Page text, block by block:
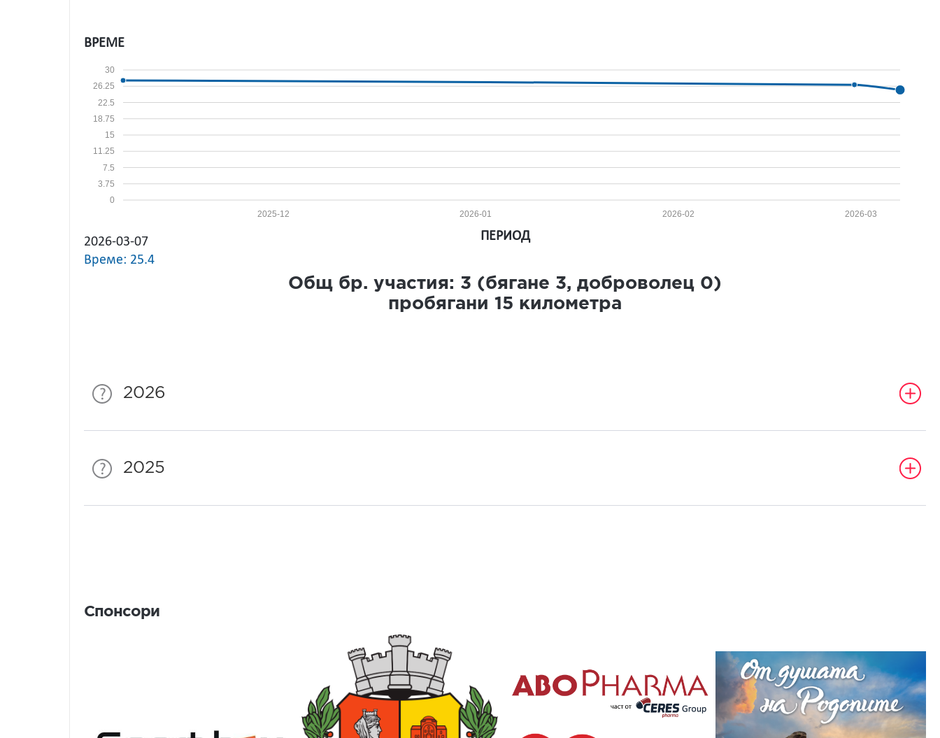
ВРЕМЕ
0
3.75
7.5
11.25
15
18.75
22.5
26.25
30
2026-03
2026-02
2026-01
2025-12
2026-03-07
Време: 25.4
ПЕРИОД
Общ бр. участия: 3 (бягане 3, доброволец 0)
пробягани 15 километра
2026
2025
Спонсори